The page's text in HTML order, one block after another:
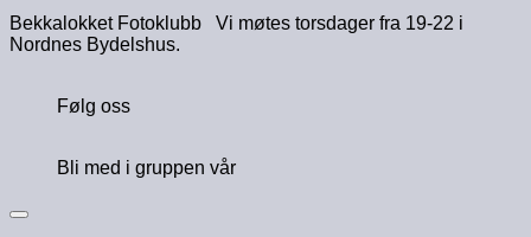
Bekkalokket Fotoklubb Vi møtes torsdager fra 19-22 i
Nordnes Bydelshus.
Følg oss
Bli med i gruppen vår